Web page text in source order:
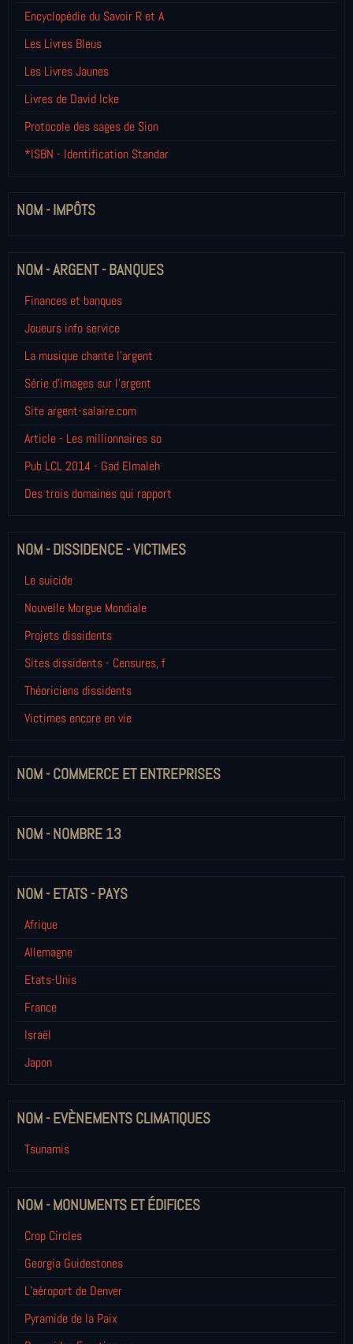
Encyclopédie du Savoir R et A
Les Livres Bleus
Les Livres Jaunes
Livres de David Icke
Protocole des sages de Sion
*ISBN - Identification Standar
NOM - IMPÔTS
NOM - ARGENT - BANQUES
Finances et banques
Joueurs info service
La musique chante l'argent
Série d'images sur l'argent
Site argent-salaire.com
Article - Les millionnaires so
Pub LCL 2014 - Gad Elmaleh
Des trois domaines qui rapport
NOM - DISSIDENCE - VICTIMES
Le suicide
Nouvelle Morgue Mondiale
Projets dissidents
Sites dissidents - Censures, f
Théoriciens dissidents
Victimes encore en vie
NOM - COMMERCE ET ENTREPRISES
NOM - NOMBRE 13
NOM - ETATS - PAYS
Afrique
Allemagne
Etats-Unis
France
Israël
Japon
NOM - EVÈNEMENTS CLIMATIQUES
Tsunamis
NOM - MONUMENTS ET ÉDIFICES
Crop Circles
Georgia Guidestones
L’aéroport de Denver
Pyramide de la Paix